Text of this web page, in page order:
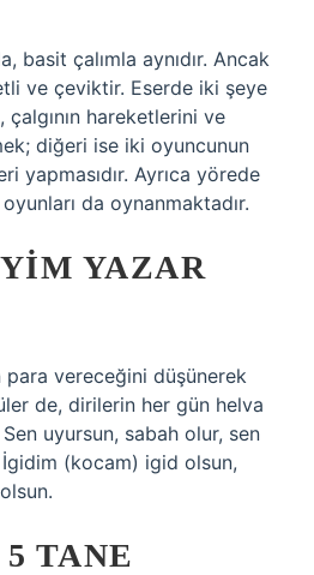
basit çalımla aynıdır. Ancak
ve çeviktir. Eserde iki şeye
hareketlerini ve
diğeri ise iki oyuncunun
yapmasıdır. Ayrıca yörede
da oynanmaktadır.
YAZAR
vereceğini düşünerek
de, dirilerin her gün helva
uyursun, sabah olur, sen
(kocam) igid olsun,
TANE